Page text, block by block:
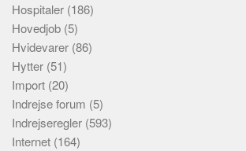
Hospitaler (186)
Hovedjob (5)
Hvidevarer (86)
Hytter (51)
Import (20)
Indrejse forum (5)
Indrejseregler (593)
Internet (164)